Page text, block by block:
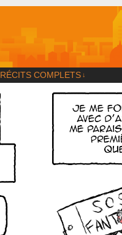
RÉCITS COMPLETS ↓